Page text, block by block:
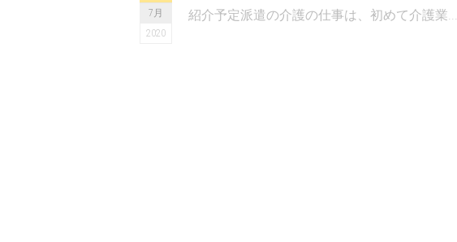
7月
2020
紹介予定派遣の介護の仕事は、初めて介護業...